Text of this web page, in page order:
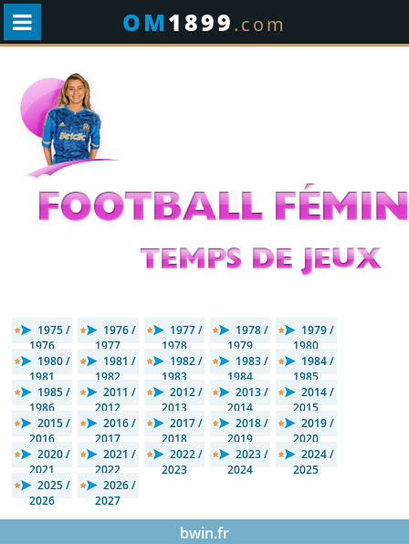
OM1899.com
1975 /
1976
1976 /
1977
1977 /
1978
1978 /
1979
1979 /
1980
1980 /
1981
1981 /
1982
1982 /
1983
1983 /
1984
1984 /
1985
1985 /
1986
2011 /
2012
2012 /
2013
2013 /
2014
2014 /
2015
2015 /
2016
2016 /
2017
2017 /
2018
2018 /
2019
2019 /
2020
2020 /
2021
2021 /
2022
2022 /
2023
2023 /
2024
2024 /
2025
2025 /
2026
2026 /
2027
bwin.fr